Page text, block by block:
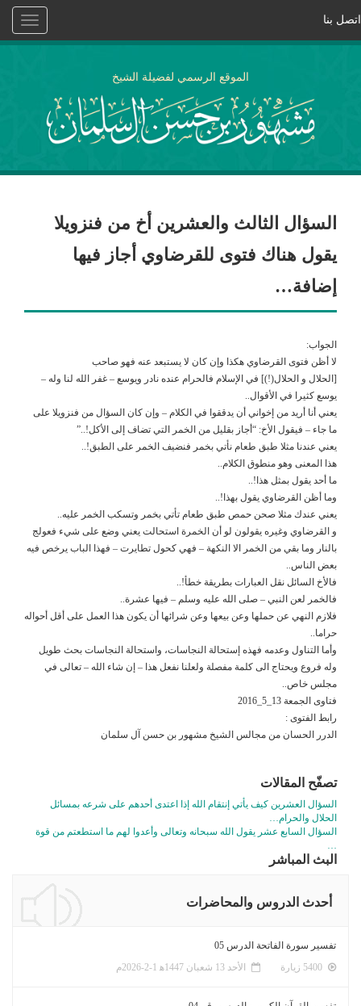
Toggle
اتصل بنا
الموقع الرسمي لفضيلة الشيخ
السؤال الثالث والعشرين أخ من فنزويلا
يقول هناك فتوى للقرضاوي أجاز فيها
إضافة…
الجواب:
لا أظن فتوى القرضاوي هكذا وإن كان لا يستبعد عنه فهو صاحب
[الحلال و الحلال(!)] في الإسلام فالحرام عنده نادر ويوسع – غفر الله لنا وله –
يوسع كثيرا في الأقوال..
يعني أنا أريد من إخواني أن يدققوا في الكلام – وإن كان السؤال من فنزويلا على
ما جاء – فيقول الأخ: “أجاز بقليل من الخمر التي تضاف إلى الأكل!..”
يعني عندنا مثلا طبق طعام نأتي بخمر فنضيف الخمر على الطبق!..
هذا المعنى وهو منطوق الكلام..
ما أحد يقول بمثل هذا!..
وما أظن القرضاوي يقول بهذا!..
يعني عندك مثلا صحن حمص طبق طعام تأتي بخمر وتسكب الخمر عليه..
و القرضاوي وغيره يقولون لو أن الخمرة استحالت يعني وضع على شيء فعولج
بالنار وما بقي من الخمر الا النكهة – فهي كحول تطايرت – فهذا الباب يرخص فيه
بعض الناس..
فالأخ السائل نقل العبارات بطريقة خطأ!..
فالخمر لعن النبي – صلى الله عليه وسلم – فيها عشرة..
فلازم النهي عن حملها وعن بيعها وعن شرائها أن يكون هذا العمل على أقل أحواله
حراما..
وأما التناول وعدمه فهذه إستحالة النجاسات، واستحالة النجاسات بحث طويل
وله فروع ويحتاج الى كلمة مفصلة ولعلنا نفعل هذا – إن شاء الله – تعالى في
مجلس خاص..
فتاوى الجمعة 13_5_2016
رابط الفتوى :
الدرر الحسان من مجالس الشيخ مشهور بن حسن آل سلمان
تصفّح المقالات
السؤال العشرين كيف يأتي إنتقام الله إذا اعتدى أحدهم على شرعه بمسائل
الحلال والحرام…
السؤال السابع عشر يقول الله سبحانه وتعالى وأعدوا لهم ما استطعتم من قوة
البث المباشر
أحدث الدروس والمحاضرات
تفسير سورة الفاتحة الدرس 05
الأحد 13 شعبان 1447ﻫ 1-2-2026م